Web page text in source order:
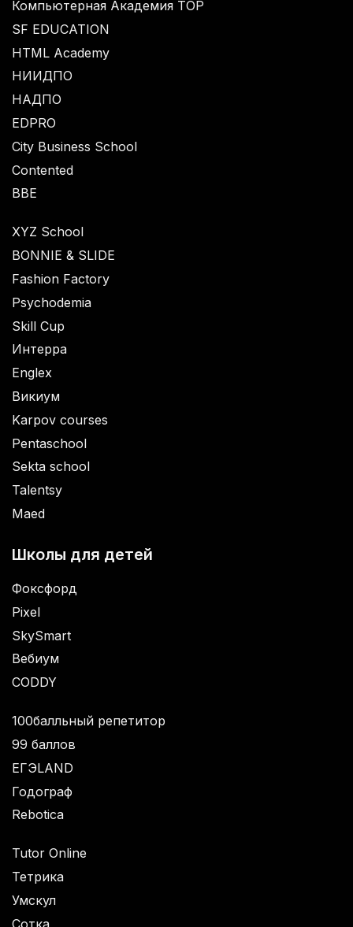
Компьютерная Академия TOP
SF EDUCATION
HTML Academy
НИИДПО
НАДПО
EDPRO
City Business School
Contented
BBE
XYZ School
BONNIE & SLIDE
Fashion Factory
Psychodemia
Skill Cup
Интерра
Englex
Викиум
Karpov courses
Pentaschool
Sekta school
Talentsy
Maed
Школы для детей
Фоксфорд
Pixel
SkySmart
Вебиум
CODDY
100балльный репетитор
99 баллов
ЕГЭLAND
Годограф
Rebotica
Tutor Online
Тетрика
Умскул
Сотка